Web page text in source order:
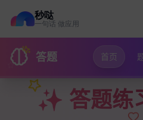
秒哒
一句话 做应用